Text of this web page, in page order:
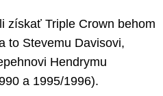
získať Triple Crown behom
to Stevemu Davisovi,
Hendrymu
a 1995/1996).